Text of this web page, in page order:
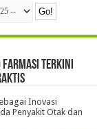
Terkini
Inovasi
Penyakit Otak dan